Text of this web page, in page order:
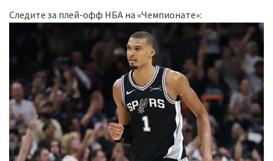
Следите за плей-офф НБА на «Чемпионате»: